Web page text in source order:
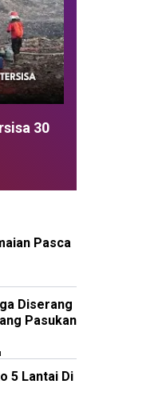
30
Pasca
Diserang
Pasukan
5 Lantai Di